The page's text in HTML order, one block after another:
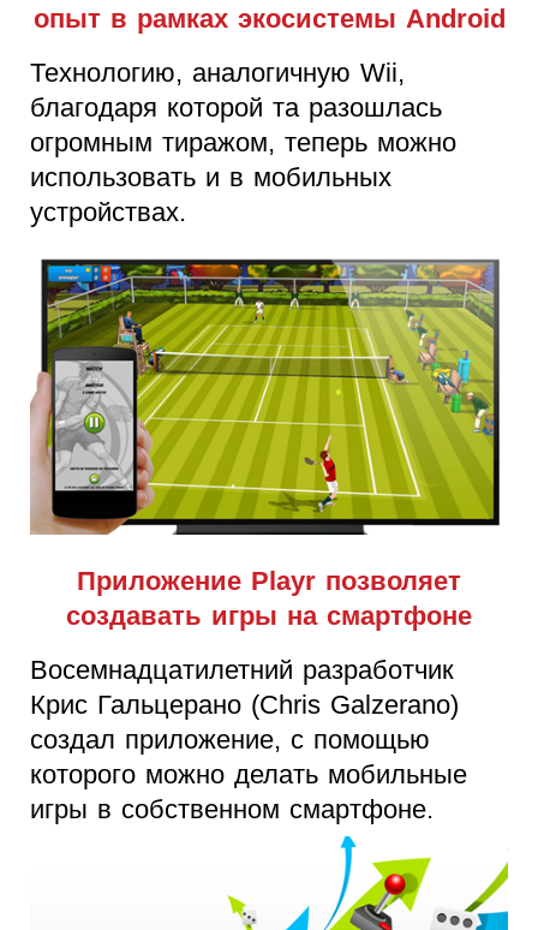
опыт в рамках экосистемы Android
Технологию, аналогичную Wii,
благодаря которой та разошлась
огромным тиражом, теперь можно
использовать и в мобильных
устройствах.
Приложение Playr позволяет
создавать игры на смартфоне
Восемнадцатилетний разработчик
Крис Гальцерано (Chris Galzerano)
создал приложение, с помощью
которого можно делать мобильные
игры в собственном смартфоне.